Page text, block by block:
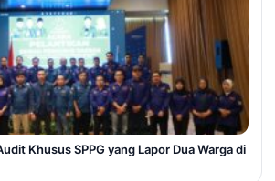
Khusus SPPG yang Lapor Dua Warga di